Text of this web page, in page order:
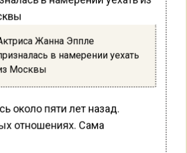
Жанна Эппле
в намерении уехать
Москвы
около пяти лет назад.
отношениях. Сама